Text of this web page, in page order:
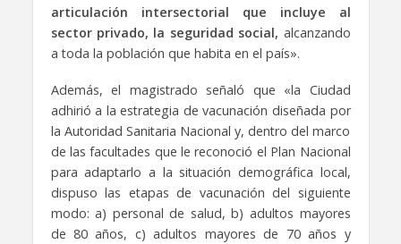
articulación intersectorial que incluye al
sector privado, la seguridad social, alcanzando
a toda la población que habita en el país».
Además, el magistrado señaló que «la Ciudad
adhirió a la estrategia de vacunación diseñada por
la Autoridad Sanitaria Nacional y, dentro del marco
de las facultades que le reconoció el Plan Nacional
para adaptarlo a la situación demográfica local,
dispuso las etapas de vacunación del siguiente
modo: a) personal de salud, b) adultos mayores
de 80 años, c) adultos mayores de 70 años y